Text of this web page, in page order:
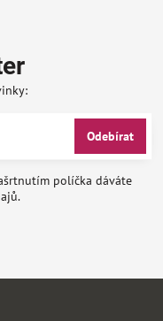
Odebírat
políčka dáváte
osobních údajů.